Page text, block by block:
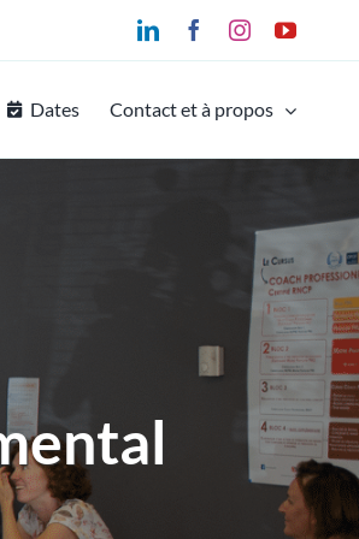
LinkedInFacebookInstagram
Dates Contact et à propos